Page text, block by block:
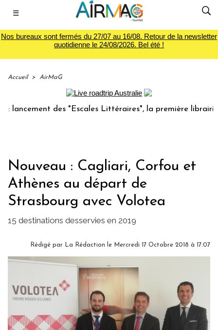
☰
Nos bureaux sont fermés du 27/07 au 16/08. Retour de la newsletter
quotidienne le 24/08/2026. Bel été !
Accueil > AirMaG
des "Escales Littéraires", la première librairie du
Nouveau : Cagliari, Corfou et
Athènes au départ de
Strasbourg avec Volotea
15 destinations desservies en 2019
Rédigé par La Rédaction le Mercredi 17 Octobre 2018 à 17:07